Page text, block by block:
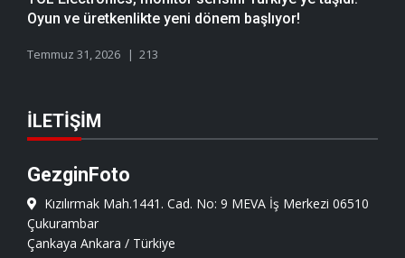
Oyun ve üretkenlikte yeni dönem başlıyor!
Temmuz 31, 2026 213
İLETIŞIM
GezginFoto
Kızılırmak Mah.1441. Cad. No: 9 MEVA İş Merkezi 06510
Çukurambar
Çankaya Ankara / Türkiye